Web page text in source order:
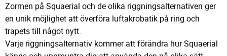
Zormen på Squaerial och de olika riggningsalternativen ger
en unik möjlighet att överföra luftakrobatik på ring och
trapets till något nytt.
Varje riggningsalternativ kommer att förändra hur Squaerial